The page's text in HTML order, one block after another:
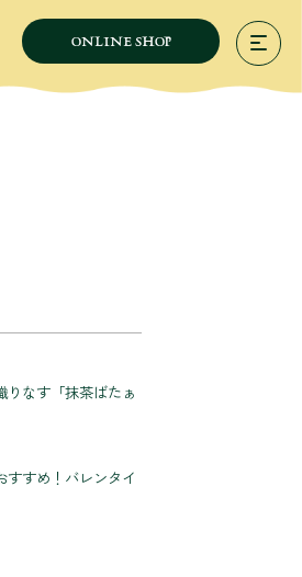
ONLINE SHOP
りなす「抹茶ばたぁ
すすめ！バレンタイ